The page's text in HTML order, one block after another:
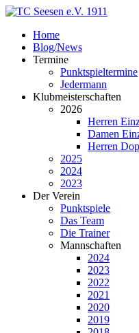
Home
Blog/News
Termine
Punktspieltermine
Jedermann
Klubmeisterschaften
2026
Herren
Damen
Herren
2025
2024
2023
Der Verein
Punktspiele
Das Team
Die Trainer
Mannschaften
2024
2023
2022
2021
2020
2019